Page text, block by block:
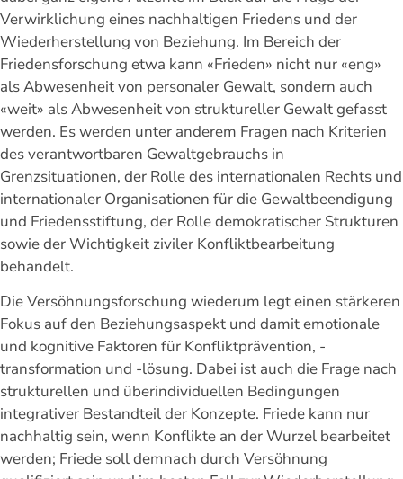
Verwirklichung eines nachhaltigen Friedens und der
Wiederherstellung von Beziehung. Im Bereich der
Friedensforschung etwa kann «Frieden» nicht nur «eng»
als Abwesenheit von personaler Gewalt, sondern auch
«weit» als Abwesenheit von struktureller Gewalt gefasst
werden. Es werden unter anderem Fragen nach Kriterien
des verantwortbaren Gewaltgebrauchs in
Grenzsituationen, der Rolle des internationalen Rechts und
internationaler Organisationen für die Gewaltbeendigung
und Friedensstiftung, der Rolle demokratischer Strukturen
sowie der Wichtigkeit ziviler Konfliktbearbeitung
behandelt.
Die Versöhnungsforschung wiederum legt einen stärkeren
Fokus auf den Beziehungsaspekt und damit emotionale
und kognitive Faktoren für Konfliktprävention, -
transformation und -lösung. Dabei ist auch die Frage nach
strukturellen und überindividuellen Bedingungen
integrativer Bestandteil der Konzepte. Friede kann nur
nachhaltig sein, wenn Konflikte an der Wurzel bearbeitet
werden; Friede soll demnach durch Versöhnung